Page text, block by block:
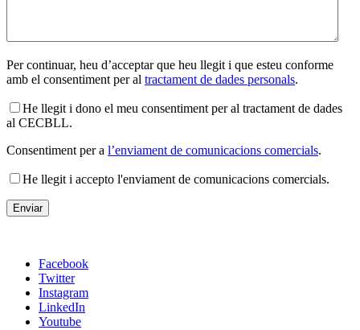
Per continuar, heu d’acceptar que heu llegit i que esteu conforme
amb el consentiment per al tractament de dades personals.
He llegit i dono el meu consentiment per al tractament de dades
al CECBLL.
Consentiment per a l’enviament de comunicacions comercials.
He llegit i accepto l'enviament de comunicacions comercials.
Facebook
Twitter
Instagram
LinkedIn
Youtube